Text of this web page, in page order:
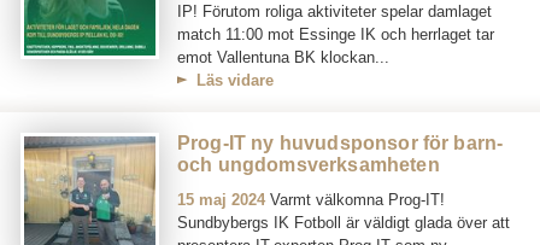
IP! Förutom roliga aktiviteter spelar damlaget
match 11:00 mot Essinge IK och herrlaget tar
emot Vallentuna BK klockan...
Läs vidare
Prog-IT ny huvudsponsor för barn-
och ungdomsverksamheten
15 maj 2024 Varmt välkomna Prog-IT!
Sundbybergs IK Fotboll är väldigt glada över att